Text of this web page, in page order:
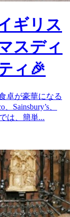
ギリス
スディ
ィ🎉
卓が豪華になる
Sainsbury’s、
は、簡単...